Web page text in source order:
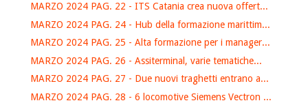
MARZO 2024 PAG. 22 - ITS Catania crea nuova offert...
MARZO 2024 PAG. 24 - Hub della formazione marittim...
MARZO 2024 PAG. 25 - Alta formazione per i manager...
MARZO 2024 PAG. 26 - Assiterminal, varie tematiche...
MARZO 2024 PAG. 27 - Due nuovi traghetti entrano a...
MARZO 2024 PAG. 28 - 6 locomotive Siemens Vectron ...